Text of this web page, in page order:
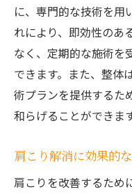
に、専門的な技術を用
れにより、即効性のあ
なく、定期的な施術を
できます。また、整体
術プランを提供するた
和らげることができます
肩こり解消に効果的
肩こりを改善するため